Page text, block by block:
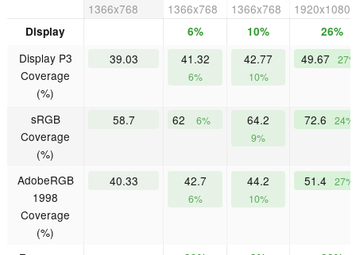
1366x768
1366x768
1366x768
1920x1080
Display 6% 10% 26%
Display P3
Coverage
(%)
39.03 41.32
6%
42.77
10%
49.67
sRGB
Coverage
(%)
58.7 62 6% 64.2
9%
72.6 24%
AdobeRGB
1998
Coverage
(%)
40.33 42.7
6%
44.2
10%
51.4 27%